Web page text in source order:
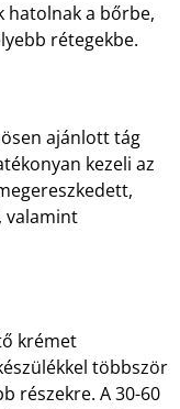
hatolnak a bőrbe,
rétegekbe.
ajánlott tág
kezeli az
valamint
krémet
többször
részekre. A 30-60